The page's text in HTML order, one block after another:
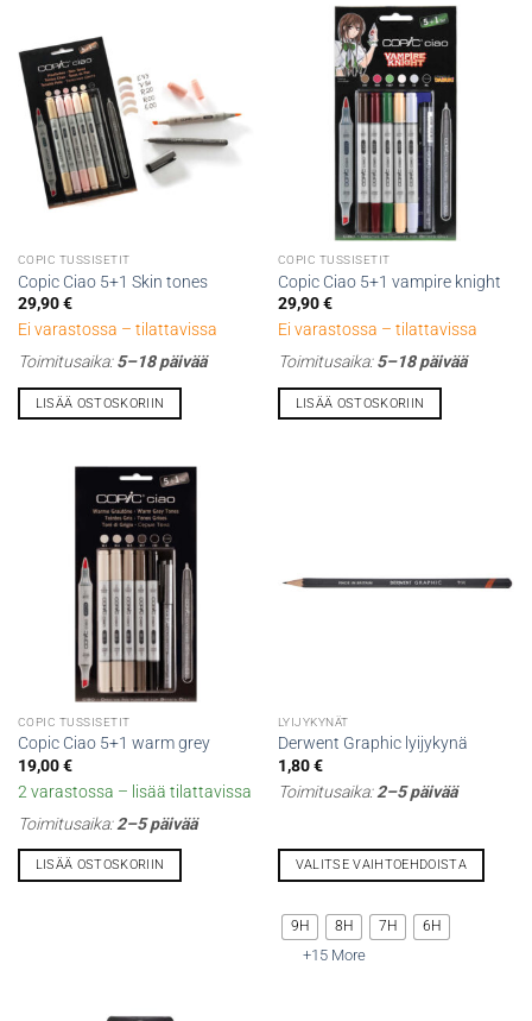
COPIC TUSSISETIT
Copic Ciao 5+1 Skin tones
29,90€
Ei varastossa – tilattavissa
Toimitusaika:5–18 päivää
LISÄÄ OSTOSKORIIN
COPIC TUSSISETIT
Copic Ciao 5+1 vampire knight
29,90€
Ei varastossa – tilattavissa
Toimitusaika:5–18 päivää
LISÄÄ OSTOSKORIIN
COPIC TUSSISETIT
Copic Ciao 5+1 warm grey
19,00€
2 varastossa – lisää tilattavissa
Toimitusaika:2–5 päivää
LISÄÄ OSTOSKORIIN
LYIJYKYNÄT
Derwent Graphic lyijykynä
1,80€
Toimitusaika:2–5 päivää
VALITSE VAIHTOEHDOISTA
tuotteella
on
9H 8H 7H 6H
+15 More